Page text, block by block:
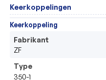
Keerkoppelingen
Keerkoppeling
Fabrikant
ZF
Type
350-1